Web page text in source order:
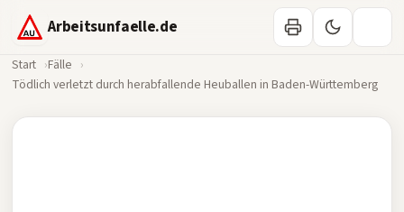
Arbeitsunfaelle.de
Start
Fälle
Tödlich verletzt durch herabfallende Heuballen in Baden-Württemberg